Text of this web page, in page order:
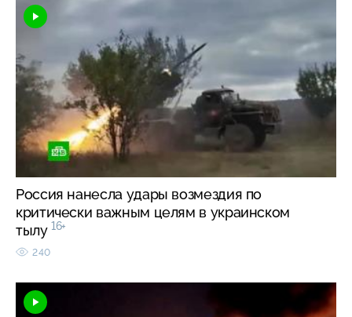
Россия нанесла удары возмездия по
критически важным целям в украинском
тылу 16+
240